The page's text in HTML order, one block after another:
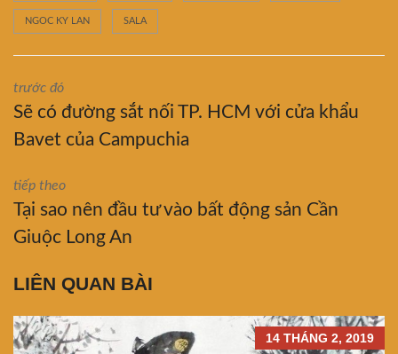
NGOC KY LAN SALA
trước đó
Sẽ có đường sắt nối TP. HCM với cửa khẩu
Bavet của Campuchia
tiếp theo
Tại sao nên đầu tư vào bất động sản Cần
Giuộc Long An
LIÊN QUAN BÀI
14 THÁNG 2, 2019